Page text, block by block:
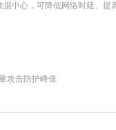
中心，可降低网络时延、提
攻击防护峰值